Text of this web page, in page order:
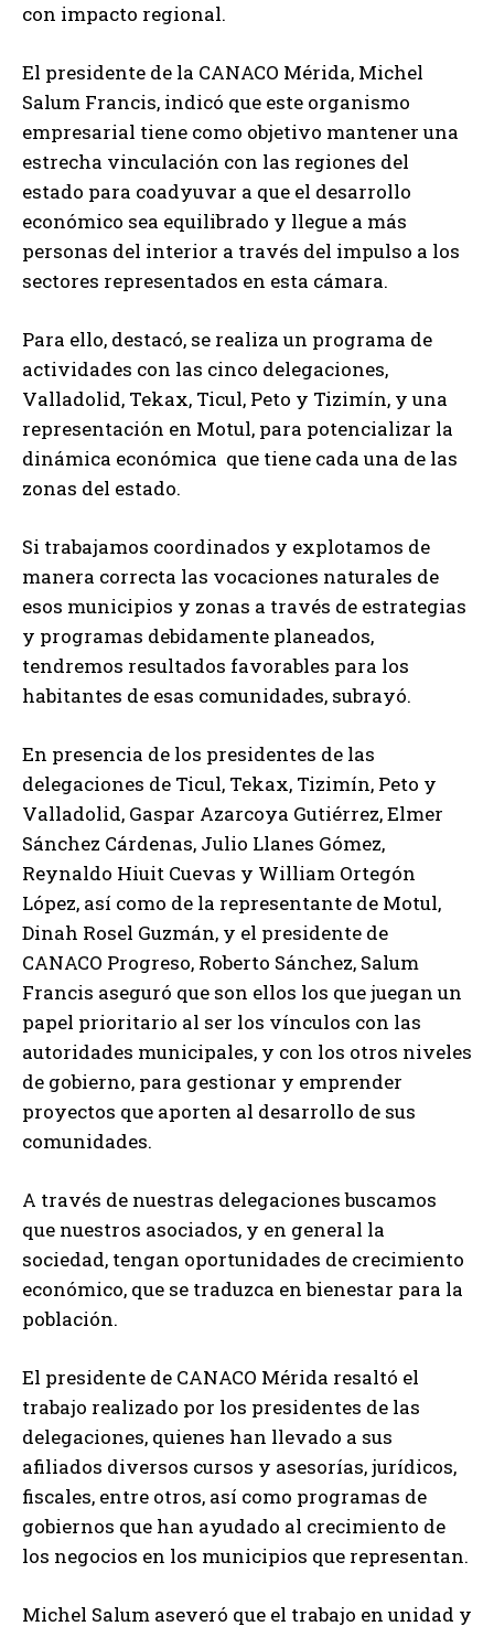
con impacto regional.
El presidente de la CANACO Mérida, Michel
Salum Francis, indicó que este organismo
empresarial tiene como objetivo mantener una
estrecha vinculación con las regiones del
estado para coadyuvar a que el desarrollo
económico sea equilibrado y llegue a más
personas del interior a través del impulso a los
sectores representados en esta cámara.
Para ello, destacó, se realiza un programa de
actividades con las cinco delegaciones,
Valladolid, Tekax, Ticul, Peto y Tizimín, y una
representación en Motul, para potencializar la
dinámica económica que tiene cada una de las
zonas del estado.
Si trabajamos coordinados y explotamos de
manera correcta las vocaciones naturales de
esos municipios y zonas a través de estrategias
y programas debidamente planeados,
tendremos resultados favorables para los
habitantes de esas comunidades, subrayó.
En presencia de los presidentes de las
delegaciones de Ticul, Tekax, Tizimín, Peto y
Valladolid, Gaspar Azarcoya Gutiérrez, Elmer
Sánchez Cárdenas, Julio Llanes Gómez,
Reynaldo Hiuit Cuevas y William Ortegón
López, así como de la representante de Motul,
Dinah Rosel Guzmán, y el presidente de
CANACO Progreso, Roberto Sánchez, Salum
Francis aseguró que son ellos los que juegan un
papel prioritario al ser los vínculos con las
autoridades municipales, y con los otros niveles
de gobierno, para gestionar y emprender
proyectos que aporten al desarrollo de sus
comunidades.
A través de nuestras delegaciones buscamos
que nuestros asociados, y en general la
sociedad, tengan oportunidades de crecimiento
económico, que se traduzca en bienestar para la
población.
El presidente de CANACO Mérida resaltó el
trabajo realizado por los presidentes de las
delegaciones, quienes han llevado a sus
afiliados diversos cursos y asesorías, jurídicos,
fiscales, entre otros, así como programas de
gobiernos que han ayudado al crecimiento de
los negocios en los municipios que representan.
Michel Salum aseveró que el trabajo en unidad y